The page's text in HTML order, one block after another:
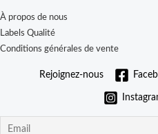
À propos de nous
Labels Qualité
Conditions générales de vente
Rejoignez-nous